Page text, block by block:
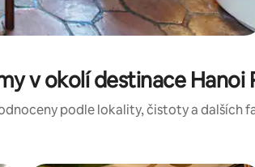
v okolí destinace Hanoi
podle lokality, čistoty a dalších